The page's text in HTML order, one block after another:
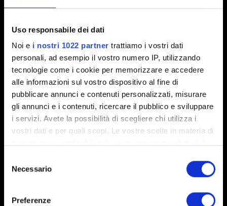
Uso responsabile dei dati
Noi e i nostri 1022 partner trattiamo i vostri dati
personali, ad esempio il vostro numero IP, utilizzando
tecnologie come i cookie per memorizzare e accedere
alle informazioni sul vostro dispositivo al fine di
pubblicare annunci e contenuti personalizzati, misurare
gli annunci e i contenuti, ricercare il pubblico e sviluppare
i servizi. Avete la possibilità di scegliere chi utilizza i
vostri dati e per quali scopi. Le vostre scelte in materia di
modificare o revocare il proprio consenso in qualsiasi
momento dalla Dichiarazione sui cookie o facendo clic
delNecessario
Preferenze
Collega il gioco al tuo account CD PROJEKT RED
Una volta collegato, l'avanzamento multipiattaforma
sarà attivo da impostazione predefinita. Puoi
attivarlo/disattivarlo daOpzioni→Gioco→
Avanzamento multipiattaforma.
Apri il menuCarica partitae premi il comando per
l'avanzamento multipiattaformaindicato nell'angolo in
basso a destra.
Crea un nuovo file di salvataggio. Verrà caricato
automaticamente nel cloud e l'icona del cloud comparirà
sulla piattaforma sulla
Le mie